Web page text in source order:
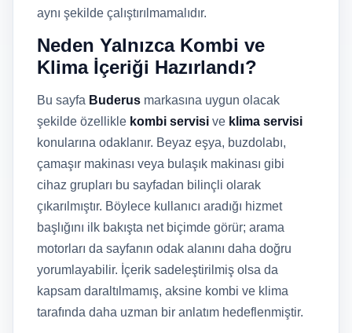
aynı şekilde çalıştırılmamalıdır.
Neden Yalnızca Kombi ve
Klima İçeriği Hazırlandı?
Bu sayfa Buderus markasına uygun olacak
şekilde özellikle kombi servisi ve klima servisi
konularına odaklanır. Beyaz eşya, buzdolabı,
çamaşır makinası veya bulaşık makinası gibi
cihaz grupları bu sayfadan bilinçli olarak
çıkarılmıştır. Böylece kullanıcı aradığı hizmet
başlığını ilk bakışta net biçimde görür; arama
motorları da sayfanın odak alanını daha doğru
yorumlayabilir. İçerik sadeleştirilmiş olsa da
kapsam daraltılmamış, aksine kombi ve klima
tarafında daha uzman bir anlatım hedeflenmiştir.